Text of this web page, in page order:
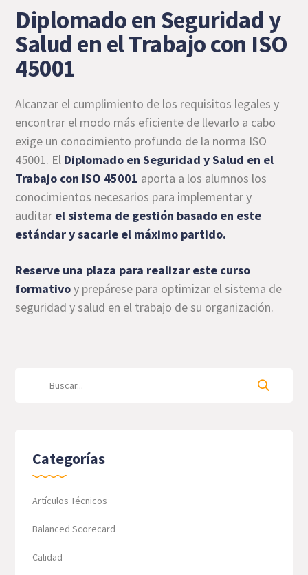
Diplomado en Seguridad y
Salud en el Trabajo con ISO
45001
Alcanzar el cumplimiento de los requisitos legales y
encontrar el modo más eficiente de llevarlo a cabo
exige un conocimiento profundo de la norma ISO
45001. El Diplomado en Seguridad y Salud en el
Trabajo con ISO 45001 aporta a los alumnos los
conocimientos necesarios para implementar y
auditar el sistema de gestión basado en este
estándar y sacarle el máximo partido.
Reserve una plaza para realizar este curso
formativoy prepárese para optimizar el sistema de
seguridad y salud en el trabajo de su organización.
Categorías
Artículos Técnicos
Balanced Scorecard
Calidad